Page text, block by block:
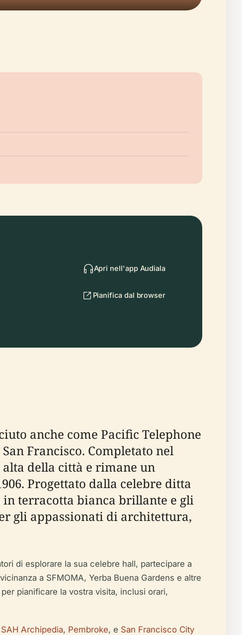
Apri nell'app Audiala
Pianifica dal browser
anche come Pacific Telephone
Francisco. Completato nel
della città e rimane un
Progettato dalla celebre ditta
terracotta bianca brillante e gli
gli appassionati di architettura,
di esplorare la sua celebre hall, partecipare a
a SFMOMA, Yerba Buena Gardens e altre
pianificare la vostra visita, inclusi orari,
SAH Archipedia, Pembroke, e San Francisco City